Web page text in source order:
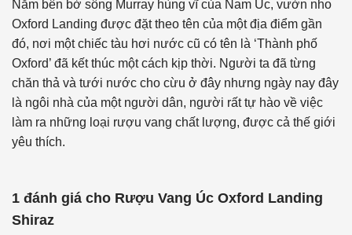
Nằm bên bờ sông Murray hùng vĩ của Nam Úc, vườn nho
Oxford Landing được đặt theo tên của một địa điểm gần
đó, nơi một chiếc tàu hơi nước cũ có tên là ‘Thành phố
Oxford’ đã kết thúc một cách kịp thời. Người ta đã từng
chăn thả và tưới nước cho cừu ở đây nhưng ngày nay đây
là ngôi nhà của một người dân, người rất tự hào về việc
làm ra những loại rượu vang chất lượng, được cả thế giới
yêu thích.
1 đánh giá cho Rượu Vang Úc Oxford Landing
Shiraz